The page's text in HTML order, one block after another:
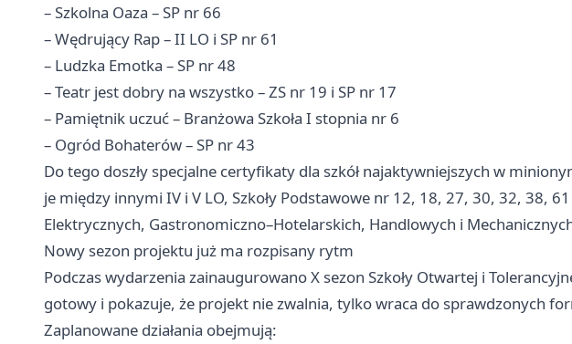
– Szkolna Oaza – SP nr 66
– Wędrujący Rap – II LO i SP nr 61
– Ludzka Emotka – SP nr 48
– Teatr jest dobry na wszystko – ZS nr 19 i SP nr 17
– Pamiętnik uczuć – Branżowa Szkoła I stopnia nr 6
– Ogród Bohaterów – SP nr 43
Do tego doszły specjalne certyfikaty dla szkół najaktywniejszych w
je między innymi IV i V LO, Szkoły Podstawowe nr 12, 18, 27, 30, 32, 38, 61
Elektrycznych, Gastronomiczno–Hotelarskich, Handlowych i
Nowy sezon projektu już ma rozpisany rytm
Podczas wydarzenia zainaugurowano X sezon Szkoły Otwartej i
gotowy i pokazuje, że projekt nie zwalnia, tylko wraca do sprawdzonych
Zaplanowane działania obejmują: